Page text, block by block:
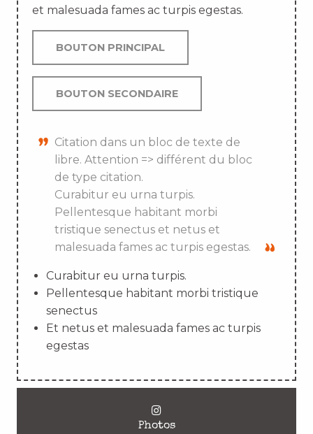
et malesuada fames ac turpis egestas.
BOUTON PRINCIPAL
BOUTON SECONDAIRE
Citation dans un bloc de texte de
libre. Attention => différent du bloc
de type citation.
Curabitur eu urna turpis.
Pellentesque habitant morbi
tristique senectus et netus et
malesuada fames ac turpis egestas.
Curabitur eu urna turpis.
Pellentesque habitant morbi tristique
senectus
Et netus et malesuada fames ac turpis
egestas
Photos